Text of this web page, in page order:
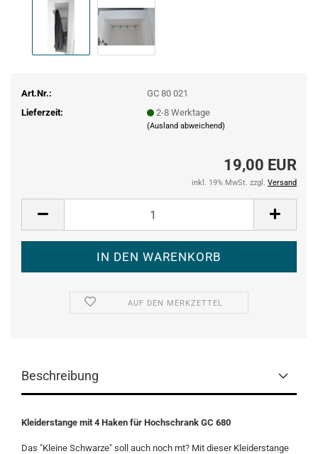
Art.Nr.:
GC 80 021
Lieferzeit:
2-8 Werktage
(Ausland abweichend)
19,00 EUR
inkl. 19% MwSt. zzgl. Versand
AUF DEN MERKZETTEL
Beschreibung
Kleiderstange mit 4 Haken für Hochschrank GC 680
Das "Kleine Schwarze" soll auch noch mt? Mit dieser Kleiderstange